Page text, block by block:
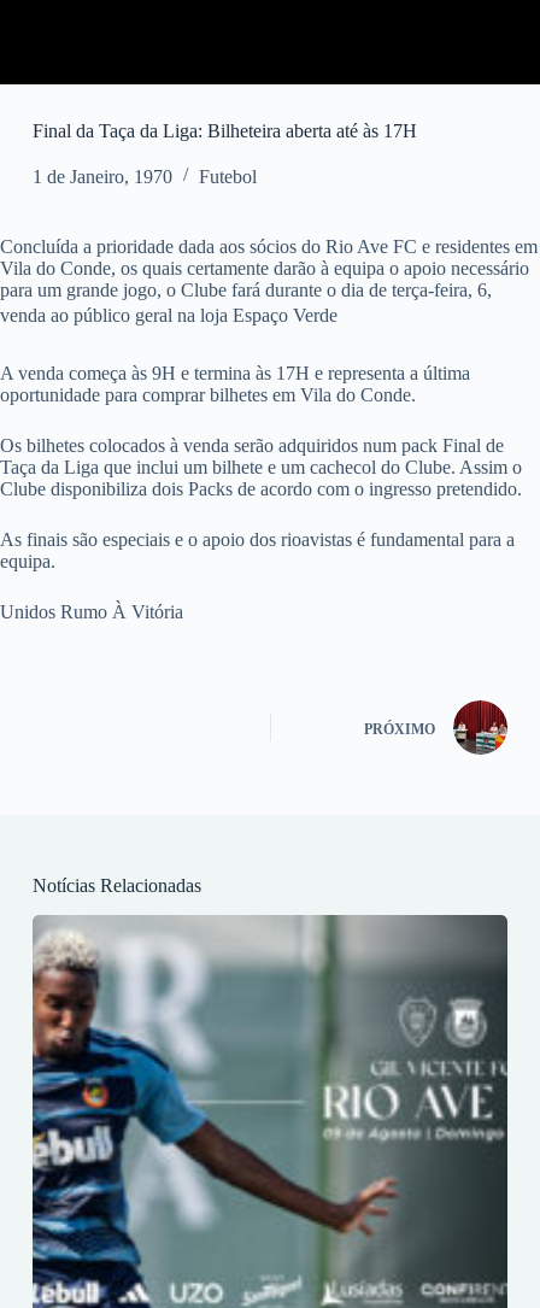
Final da Taça da Liga: Bilheteira aberta até às 17H
1 de Janeiro, 1970 Futebol
Concluída a prioridade dada aos sócios do Rio Ave FC e residentes em
Vila do Conde, os quais certamente darão à equipa o apoio necessário
para um grande jogo, o Clube fará durante o dia de terça-feira, 6,
venda ao público geral na loja Espaço Verde
A venda começa às 9H e termina às 17H e representa a última
oportunidade para comprar bilhetes em Vila do Conde.
Os bilhetes colocados à venda serão adquiridos num pack Final de
Taça da Liga que inclui um bilhete e um cachecol do Clube. Assim o
Clube disponibiliza dois Packs de acordo com o ingresso pretendido.
As finais são especiais e o apoio dos rioavistas é fundamental para a
equipa.
Unidos Rumo À Vitória
PRÓXIMO
Notícias Relacionadas